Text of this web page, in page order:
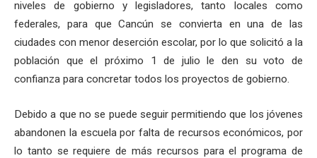
niveles de gobierno y legisladores, tanto locales como
federales, para que Cancún se convierta en una de las
ciudades con menor deserción escolar, por lo que solicitó a la
población que el próximo 1 de julio le den su voto de
confianza para concretar todos los proyectos de gobierno.
Debido a que no se puede seguir permitiendo que los jóvenes
abandonen la escuela por falta de recursos económicos, por
lo tanto se requiere de más recursos para el programa de